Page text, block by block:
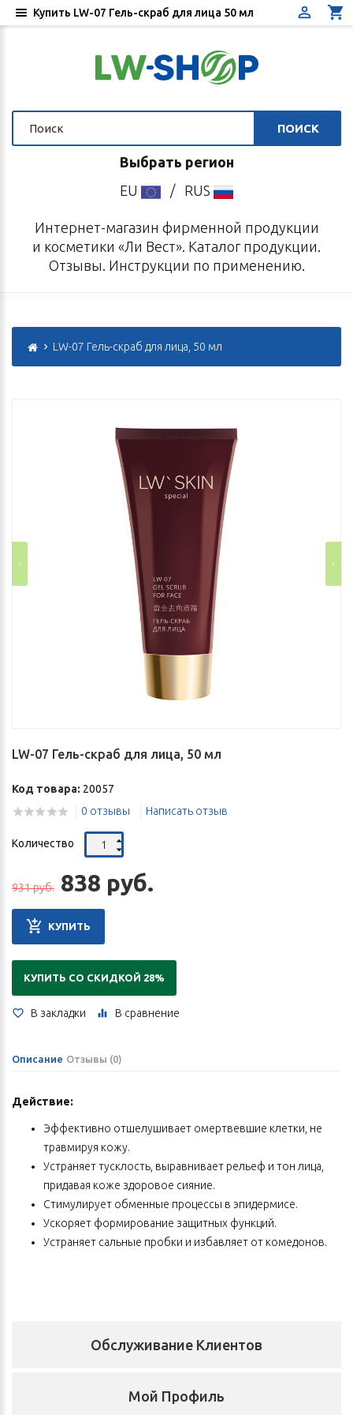
ПОИСК
Выбрать регион
EU
/ RUS
Интернет-магазин фирменной продукции
и косметики «Ли Вест». Каталог продукции.
Отзывы. Инструкции по применению.
LW-07 Гель-скраб для лица, 50 мл
LW-07 Гель-скраб для лица, 50 мл
Код товара: 20057
0 отзывы
Написать отзыв
Количество
931 руб. 838 руб.
КУПИТЬ
КУПИТЬ СО СКИДКОЙ 28%
В закладки В сравнение
Описание Отзывы (0)
Действие:
Эффективно отшелушивает омертвевшие клетки, не
травмируя кожу.
Устраняет тусклость, выравнивает рельеф и тон лица,
придавая коже здоровое сияние.
Стимулирует обменные процессы в эпидермисе.
Ускоряет формирование защитных функций.
Устраняет сальные пробки и избавляет от комедонов.
лучше впитываются, а макияж ложится ровнее. Применение
Обслуживание Клиентов
Мой Профиль
Купить LW-07 Гель-скраб для лица 50 мл